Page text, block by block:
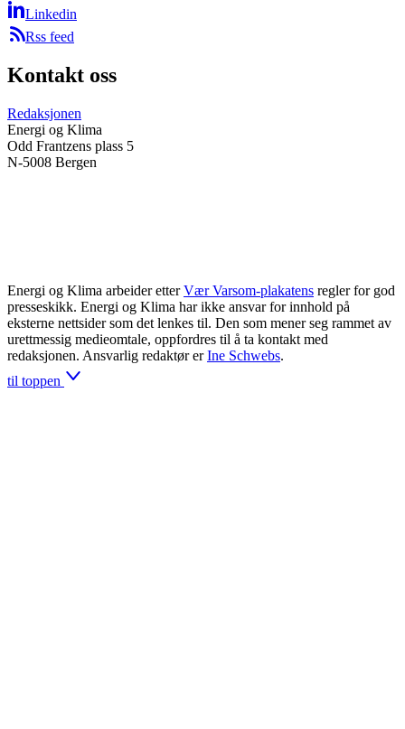
Linkedin
Rss feed
Kontakt oss
Redaksjonen
Energi og Klima
Odd Frantzens plass 5
N-5008 Bergen
Energi og Klima arbeider etter Vær Varsom-plakatens regler for god
presseskikk. Energi og Klima har ikke ansvar for innhold på
eksterne nettsider som det lenkes til. Den som mener seg rammet av
urettmessig medieomtale, oppfordres til å ta kontakt med
redaksjonen. Ansvarlig redaktør er Ine Schwebs.
til toppen